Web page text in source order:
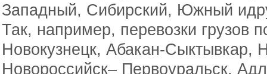
Западный, Сибирский, Южный
Так, например, перевозки грузов
Новокузнецк, Абакан-Сыктывкар,
Новороссийск– Первоуральск,